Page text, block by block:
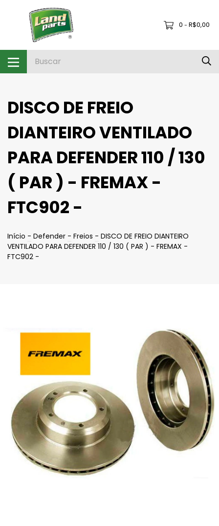
0 - R$0,00
DISCO DE FREIO
DIANTEIRO VENTILADO
PARA DEFENDER 110 / 130
( PAR ) - FREMAX -
FTC902 -
Início - Defender - Freios - DISCO DE FREIO DIANTEIRO
VENTILADO PARA DEFENDER 110 / 130 ( PAR ) - FREMAX -
FTC902 -